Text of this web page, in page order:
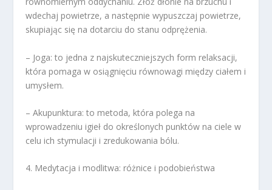
wdechaj powietrze, a następnie wypuszczaj powietrze,
skupiając się na dotarciu do stanu odprężenia.
– Joga: to jedna z najskuteczniejszych form relaksacji,
która pomaga w osiągnięciu równowagi między ciałem i
umysłem.
– Akupunktura: to metoda, która polega na
wprowadzeniu igieł do określonych punktów na ciele w
celu ich stymulacji i zredukowania bólu.
4. Medytacja i modlitwa: różnice i podobieństwa